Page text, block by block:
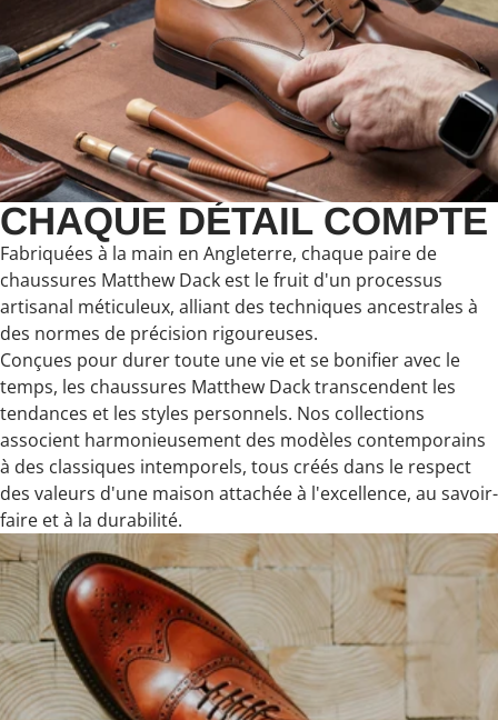
CHAQUE DÉTAIL COMPTE
Fabriquées à la main en Angleterre, chaque paire de
chaussures Matthew Dack est le fruit d'un processus
artisanal méticuleux, alliant des techniques ancestrales à
des normes de précision rigoureuses.
Conçues pour durer toute une vie et se bonifier avec le
temps, les chaussures Matthew Dack transcendent les
tendances et les styles personnels. Nos collections
associent harmonieusement des modèles contemporains
à des classiques intemporels, tous créés dans le respect
des valeurs d'une maison attachée à l'excellence, au savoir-
faire et à la durabilité.